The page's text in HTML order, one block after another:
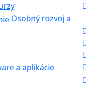
Osobný rozvoj a
a aplikácie